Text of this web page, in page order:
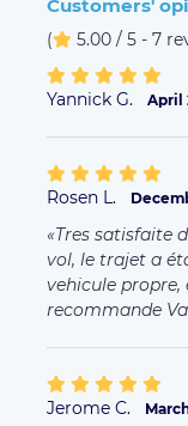
Jerome C.
prestation de
prévu à la gare,
aucune attente.
Nicolas B.
Très bonne vtc .